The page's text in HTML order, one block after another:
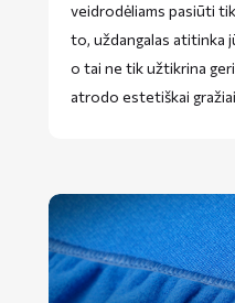
veidrodėliams pasiūti
to, uždangalas atitinka
o tai ne tik užtikrina
atrodo estetiškai